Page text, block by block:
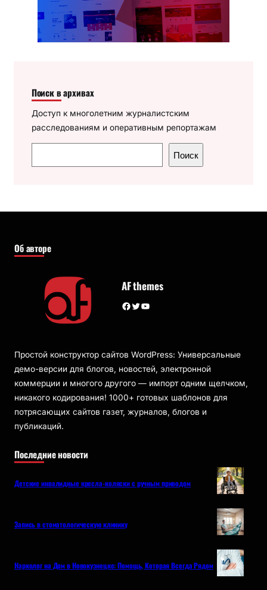
Поиск в архивах
Доступ к многолетним журналистским
расследованиям и оперативным репортажам
о
к
Поиск
Об авторе
AF themes
Facebook Twitter YouTube
Простой конструктор сайтов WordPress: Универсальные
демо-версии для блогов, новостей, электронной
коммерции и многого другого — импорт одним щелчком,
никакого кодирования! 1000+ готовых шаблонов для
потрясающих сайтов газет, журналов, блогов и
публикаций.
Последние новости
Детские инвалидные кресла-коляски с ручным приводом
Запись в стоматологическую клинику
Нарколог на Дом в Новокузнецке: Помощь, Которая Всегда Рядом